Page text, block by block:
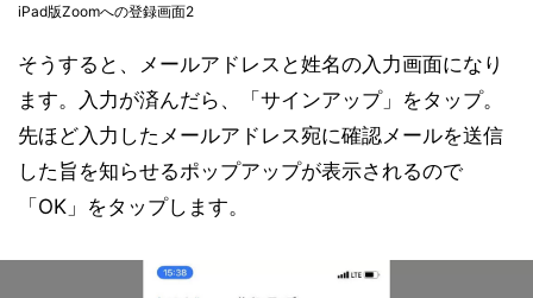
iPad版Zoomへの登録画面2
そうすると、メールアドレスと姓名の入力画面になり
ます。入力が済んだら、「サインアップ」をタップ。
先ほど入力したメールアドレス宛に確認メールを送信
した旨を知らせるポップアップが表示されるので
「OK」をタップします。